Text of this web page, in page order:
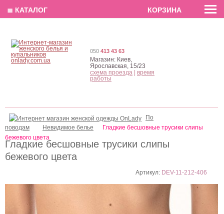
EN РУС
Гладкие бесшовные трусики слипы
бежевого цвета
Артикул: DEV-11-212-406
По
поводам
Невидимое белье
Гладкие бесшовные трусики слипы
бежевого цвета
050 413 43 63
Магазин: Киев,
Ярославская, 15/23
схема проезда
время
работы
≣ КАТАЛОГ КОРЗИНА